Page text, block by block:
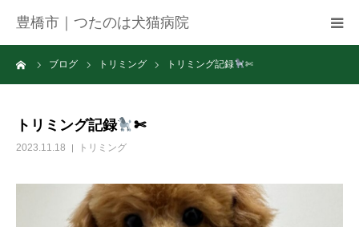
豊橋市｜つたのは犬猫病院
ブログ トリミング トリミング記録 ✄
トリミング記録 ✄
2023.11.18 トリミング
病院紹介
お知らせ